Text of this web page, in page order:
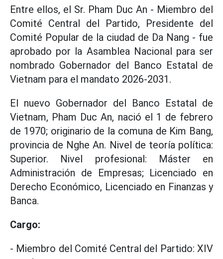
Entre ellos, el Sr. Pham Duc An - Miembro del
Comité Central del Partido, Presidente del
Comité Popular de la ciudad de Da Nang - fue
aprobado por la Asamblea Nacional para ser
nombrado Gobernador del Banco Estatal de
Vietnam para el mandato 2026-2031.
El nuevo Gobernador del Banco Estatal de
Vietnam, Pham Duc An, nació el 1 de febrero
de 1970; originario de la comuna de Kim Bang,
provincia de Nghe An. Nivel de teoría política:
Superior. Nivel profesional: Máster en
Administración de Empresas; Licenciado en
Derecho Económico, Licenciado en Finanzas y
Banca.
Cargo:
- Miembro del Comité Central del Partido: XIV